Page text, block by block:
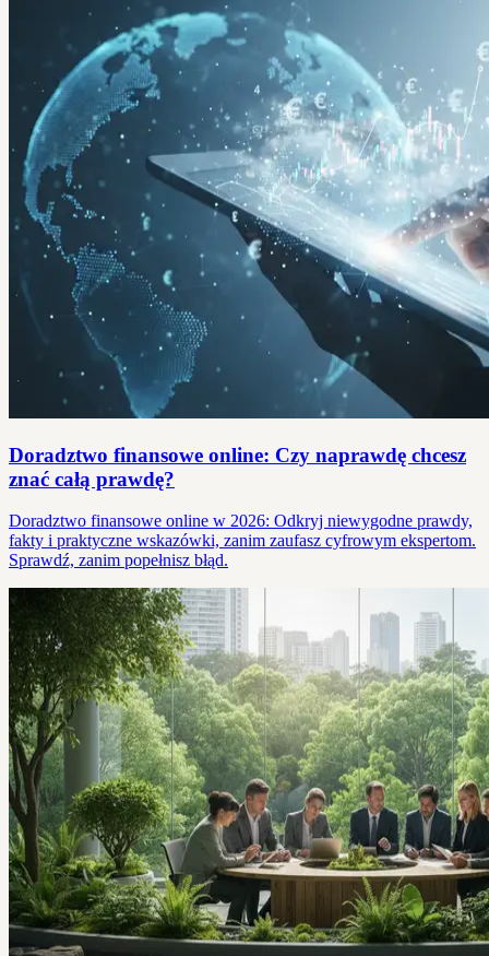
Doradztwo finansowe online: Czy naprawdę chcesz
znać całą prawdę?
Doradztwo finansowe online w 2026: Odkryj niewygodne prawdy,
fakty i praktyczne wskazówki, zanim zaufasz cyfrowym ekspertom.
Sprawdź, zanim popełnisz błąd.